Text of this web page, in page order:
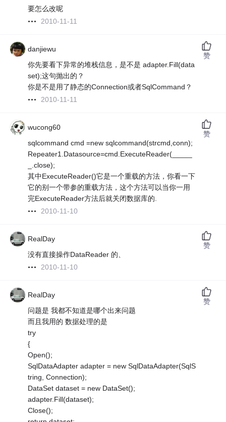
要怎么改呢
2010-11-11
danjiewu
你先要看下异常的堆栈信息，是不是 adapter.Fill(data
set);这句抛出的？
你是不是用了静态的Connection或者SqlCommand？
2010-11-11
赞
wucong60
sqlcommand cmd =new sqlcommand(strcmd,conn);
Repeater1.Datasource=cmd.ExecuteReader(_____
_.close);
其中ExecuteReader()它是一个重载的方法，你看一下
它的别一个带参的重载方法，这个方法可以当你一用
完ExecuteReader方法后就关闭数据库的.
2010-11-10
赞
RealDay
没有直接操作DataReader 的、
2010-11-10
赞
RealDay
问题是 我都不知道是哪个出来问题
而且我用的 数据处理的是
try
{
Open();
SqlDataAdapter adapter = new SqlDataAdapter(SqlS
tring, Connection);
DataSet dataset = new DataSet();
adapter.Fill(dataset);
Close();
赞